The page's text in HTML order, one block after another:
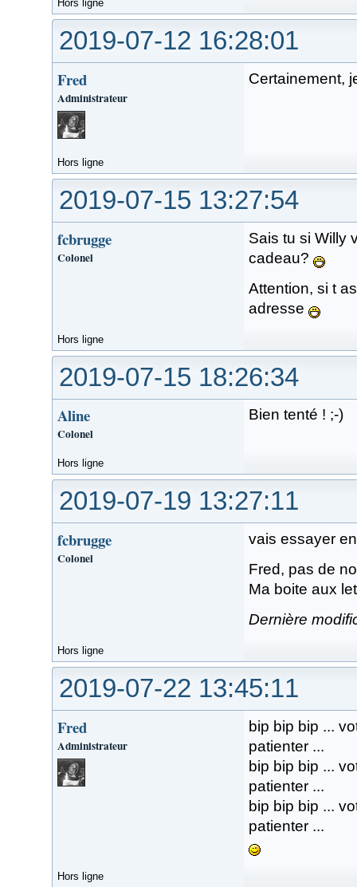
Hors ligne
2019-07-12 16:28:01
Fred
Administrateur
Certainement,
Hors ligne
2019-07-15 13:27:54
fcbrugge
Colonel
Sais tu si Willy
cadeau?
Attention, si t
adresse
Hors ligne
2019-07-15 18:26:34
Aline
Colonel
Bien tenté ! ;-)
Hors ligne
2019-07-19 13:27:11
fcbrugge
Colonel
vais essayer
Fred, pas de
Ma boite aux
Dernière
Hors ligne
2019-07-22 13:45:11
Fred
Administrateur
bip bip bip ...
patienter ...
bip bip bip ...
patienter ...
bip bip bip ...
patienter ...
Hors ligne